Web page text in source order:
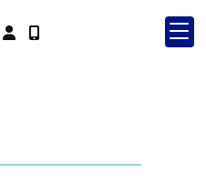
Identifícate